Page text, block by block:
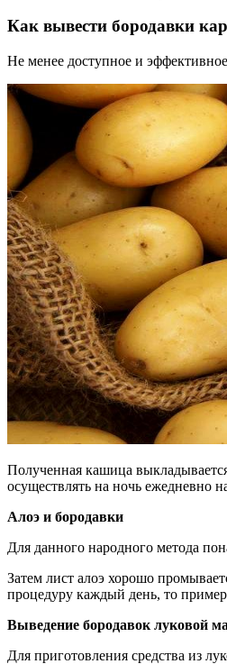
Как вывести бородавки
Не менее доступное и
Полученная кашица
осуществлять на ночь ежедневно
Алоэ и бородавки
Для данного народного метода
Затем лист алоэ хорошо
процедуру каждый день, то
Выведение бородавок луковой
Для приготовления средства из